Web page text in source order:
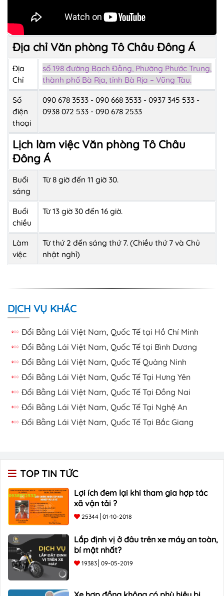
Địa chỉ Văn phòng Tô Châu Đông Á
Địa
Chỉ
số 198 đường Bạch Đằng, Phường Phước Trung,
thành phố Bà Rịa, tỉnh Bà Rịa – Vũng Tàu.
Số
điện
thoại
090 678 3533 - 090 668 3533 - 0937 345 533 -
0938 072 533 - 090 678 2533
Lịch làm việc Văn phòng Tô Châu
Đông Á
Buổi
sáng
Từ 8 giờ đến 11 giờ 30.
Buổi
chiều
Từ 13 giờ 30 đến 16 giờ.
Làm
việc
Từ thứ 2 đến sáng thứ 7. (Chiều thứ 7 và Chủ
nhật nghỉ)
DỊCH VỤ KHÁC
Đổi Bằng Lái Việt Nam, Quốc Tế tại Hồ Chí Minh
Đổi Bằng Lái Việt Nam, Quốc Tế tại Bình Dương
Đổi Bằng Lái Việt Nam, Quốc Tế Quảng Ninh
Đổi Bằng Lái Việt Nam, Quốc Tế Tại Hưng Yên
Đổi Bằng Lái Việt Nam, Quốc Tế Tại Đồng Nai
Đổi Bằng Lái Việt Nam, Quốc Tế Tại Nghệ An
Đổi Bằng Lái Việt Nam, Quốc Tế Tại Bắc Giang
TOP TIN TỨC
Lợi ích đem lại khi tham gia hợp tác
xã vận tải ?
25344 01-10-2018
Lắp định vị ở đâu trên xe máy an toàn,
bí mật nhất?
19383 09-05-2019